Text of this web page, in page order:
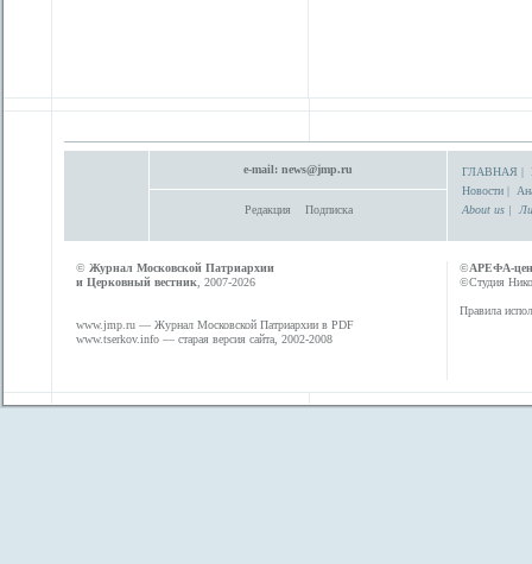
e-mail: news@jmp.ru
Редакция Подписка
ГЛАВНАЯ |
Новости |
About us |
© Журнал Московской Патриархии
и Церковный вестник , 2007-2026
www.jmp.ru — Журнал Московской Патриархии в PDF
www.tserkov.info — старая версия сайта, 2002-2008
©АРЕФА-
©Студия
Правила